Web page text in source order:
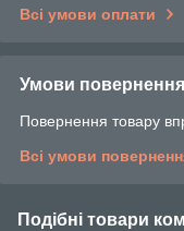
Всі умови оплати
Умови повернення
Повернення товару
Всі умови
Подібні товари